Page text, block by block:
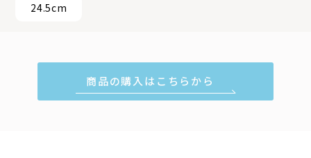
24.5cm
商品の購入はこちらから